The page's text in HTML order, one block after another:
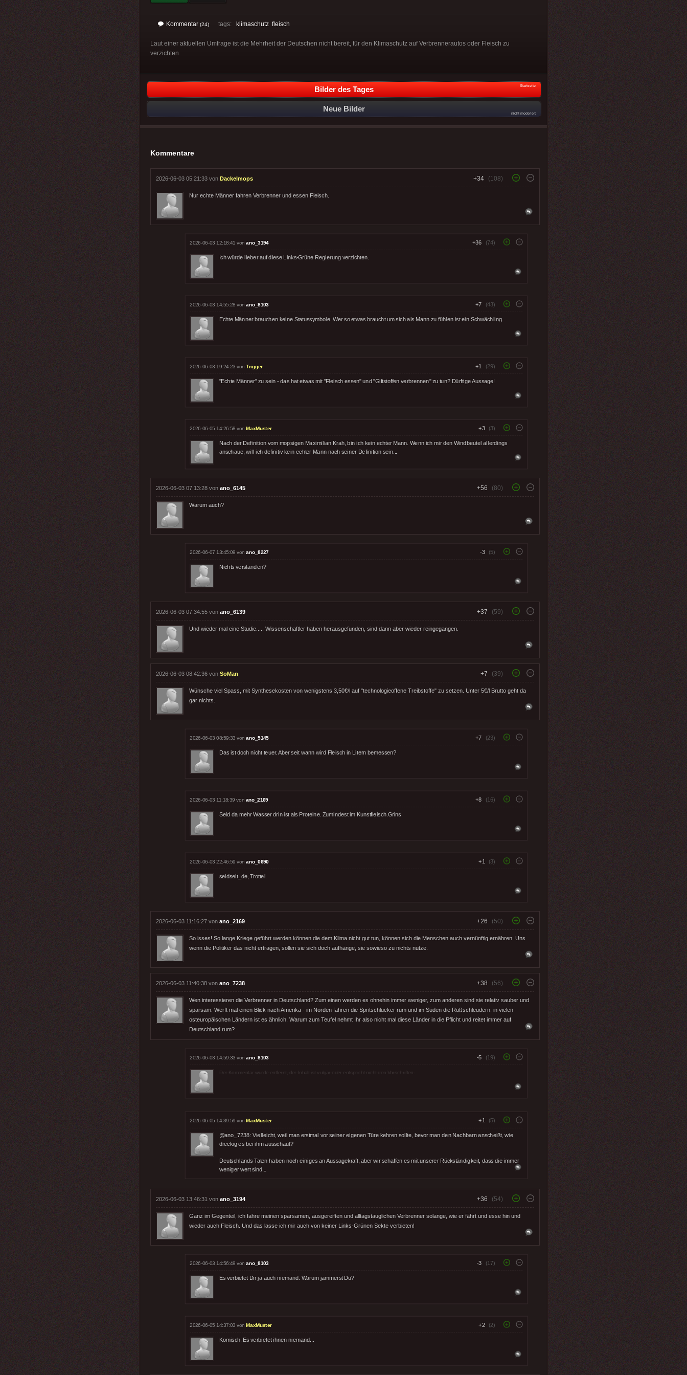
Kommentar (24) tags: klimaschutz fleisch
Laut einer aktuellen Umfrage ist die Mehrheit der Deutschen nicht bereit, für den Klimaschutz auf Verbrennerautos oder Fleisch zu
verzichten.
Bilder des Tages Startseite
Neue Bilder
nicht moderiert
Kommentare
2026-06-03 05:21:33 von Dackelmops +34 (108)
Nur echte Männer fahren Verbrenner und essen Fleisch.
2026-06-03 12:18:41 vonano_3194 +36 (74)
Ich würde lieber auf diese Links-Grüne Regierung verzichten.
2026-06-03 14:55:28 vonano_8103 +7 (43)
Echte Männer brauchen keine Statussymbole. Wer so etwas braucht um sich als Mann zu fühlen ist ein Schwächling.
2026-06-03 19:24:23 vonTrigger +1 (29)
"Echte Männer" zu sein - das hat etwas mit "Fleisch essen" und "Giftstoffen verbrennen" zu tun? Dürftige Aussage!
2026-06-05 14:26:58 vonMaxMuster +3 (3)
Nach der Definition vom mopsigen Maximilian Krah, bin ich kein echter Mann. Wenn ich mir den Windbeutel allerdings
anschaue, will ich definitiv kein echter Mann nach seiner Definition sein...
2026-06-03 07:13:28 von ano_6145 +56 (80)
Warum auch?
2026-06-07 13:45:09 vonano_8227 -3 (5)
Nichts verstanden?
2026-06-03 07:34:55 von ano_6139 +37 (59)
Und wieder mal eine Studie..... Wissenschaftler haben herausgefunden, sind dann aber wieder reingegangen.
2026-06-03 08:42:36 von SoMan +7 (39)
Wünsche viel Spass, mit Synthesekosten von wenigstens 3,50€/l auf "technologieoffene Treibstoffe" zu setzen. Unter 5€/l Brutto geht da
gar nichts.
2026-06-03 08:59:33 vonano_5145 +7 (23)
Das ist doch nicht teuer. Aber seit wann wird Fleisch in Litern bemessen?
2026-06-03 11:18:39 von ano_2169 +8 (16)
Seid da mehr Wasser drin ist als Proteine. Zumindest im Kunstfleisch.Grins
2026-06-03 22:46:59 vonano_0690 +1 (3)
seidseit_de, Trottel.
2026-06-03 11:16:27 von ano_2169 +26 (50)
So isses! So lange Kriege geführt werden können die dem Klima nicht gut tun, können sich die Menschen auch vernünftig ernähren. Uns
wenn die Politiker das nicht ertragen, sollen sie sich doch aufhänge, sie sowieso zu nichts nutze.
2026-06-03 11:40:38 von ano_7238 +38 (56)
Wen interessieren die Verbrenner in Deutschland? Zum einen werden es ohnehin immer weniger, zum anderen sind sie relativ sauber und
sparsam. Werft mal einen Blick nach Amerika - im Norden fahren die Spritschlucker rum und im Süden die Rußschleudern. in vielen
osteuropäischen Ländern ist es ähnlich. Warum zum Teufel nehmt Ihr also nicht mal diese Länder in die Pflicht und reitet immer auf
Deutschland rum?
2026-06-03 14:59:33 vonano_8103 -5 (19)
Der Kommentar wurde entfernt, der Inhalt ist vulgär oder entspricht nicht den Vorschriften.
2026-06-05 14:39:59 vonMaxMuster +1 (5)
@ano_7238: Vielleicht, weil man erstmal vor seiner eigenen Türe kehren sollte, bevor man den Nachbarn anscheißt, wie
dreckig es bei ihm ausschaut?
Deutschlands Taten haben noch einiges an Aussagekraft, aber wir schaffen es mit unserer Rückständigkeit, dass die immer
weniger wert sind...
2026-06-03 13:46:31 von ano_3194 +36 (54)
Ganz im Gegenteil, ich fahre meinen sparsamen, ausgereiften und alltagstauglichen Verbrenner solange, wie er fährt und esse hin und
wieder auch Fleisch. Und das lasse ich mir auch von keiner Links-Grünen Sekte verbieten!
2026-06-03 14:56:49 vonano_8103 -3 (17)
Es verbietet Dir ja auch niemand. Warum jammerst Du?
2026-06-05 14:37:03 vonMaxMuster +2 (2)
Komisch. Es verbietet ihnen niemand...